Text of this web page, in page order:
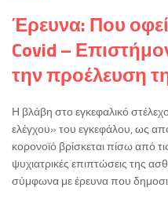
Έρευνα: Που
Covid –
την προέλευση
Η βλάβη στο εγκεφαλικό
ελέγχου» του εγκεφάλου, ως
κορονοϊό βρίσκεται πίσω από
ψυχιατρικές επιπτώσεις της
σύμφωνα με έρευνα που